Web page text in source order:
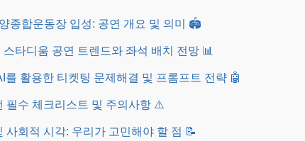
종합운동장 입성: 공연 개요 및 의미 🏟️
스타디움 공연 트렌드와 좌석 배치 전망 📊
를 활용한 티켓팅 문제해결 및 프롬프트 전략 🤖
필수 체크리스트 및 주의사항 ⚠️
사회적 시각: 우리가 고민해야 할 점 📝